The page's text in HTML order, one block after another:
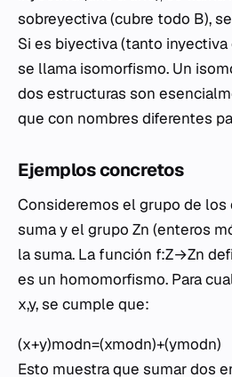
sobreyectiva (cubre todo B),
Si es biyectiva (tanto
se llama isomorfismo. Un
dos estructuras son
que con nombres diferentes
Ejemplos concretos
Consideremos el grupo de los
suma y el grupo Zn​ (enteros
la suma. La función f:Z→Zn​
es un homomorfismo. Para
x,y, se cumple que:
(x+y)modn=(xmodn)+(ymodn)
Esto muestra que sumar dos